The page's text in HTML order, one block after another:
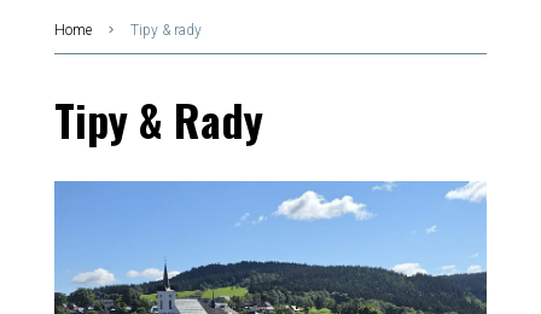
Home Tipy & rady
Tipy & Rady